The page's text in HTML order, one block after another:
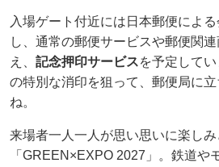
入場ゲート付近には日本郵便によ
し、通常の郵便サービスや郵便関
え、 記念押印サービスを予定して
の特別な消印を狙って、郵便局に
ね。
来場者一人一人が思い思いに楽し
「GREEN×EXPO 2027」。鉄道や